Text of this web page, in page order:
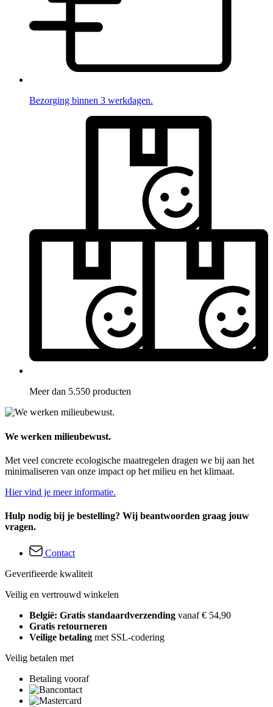
Bezorging binnen 3 werkdagen.
Meer dan 5.550 producten
We werken milieubewust.
Met veel concrete ecologische maatregelen dragen we bij aan het
minimaliseren van onze impact op het milieu en het klimaat.
Hier vind je meer informatie.
Hulp nodig bij je bestelling? Wij beantwoorden graag jouw
vragen.
Contact
Geverifieerde kwaliteit
Veilig en vertrouwd winkelen
België: Gratis standaardverzending vanaf € 54,90
Gratis retourneren
Veilige betaling met SSL-codering
Veilig betalen met
Betaling vooraf